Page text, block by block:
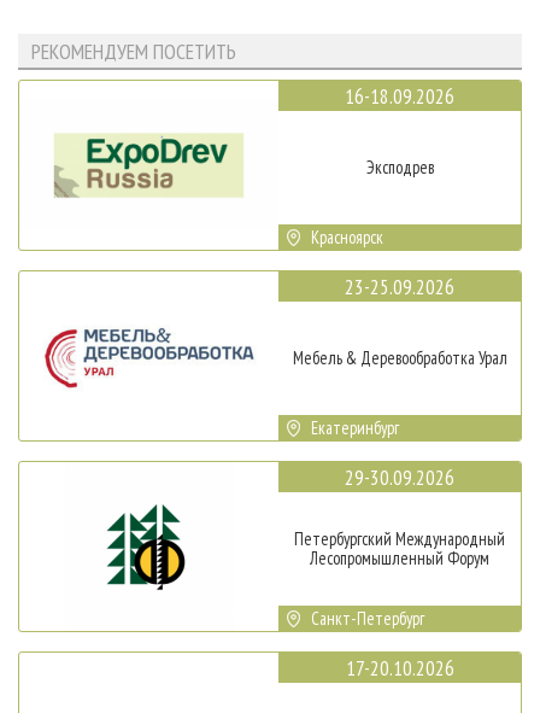
РЕКОМЕНДУЕМ ПОСЕТИТЬ
16-18.09.2026
Эксподрев
Красноярск
23-25.09.2026
Мебель & Деревообработка Урал
Екатеринбург
29-30.09.2026
Петербургский Международный
Лесопромышленный Форум
Санкт-Петербург
17-20.10.2026